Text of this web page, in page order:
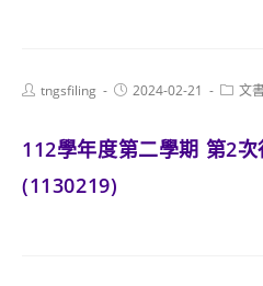
Posttngsfiling
Post2024-02-21
Post文
112學年度第二學期 第2
(1130219)